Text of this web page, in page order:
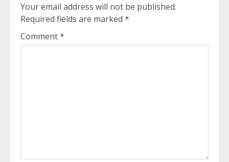
Your email address will not be published.
Required fields are marked *
Comment*